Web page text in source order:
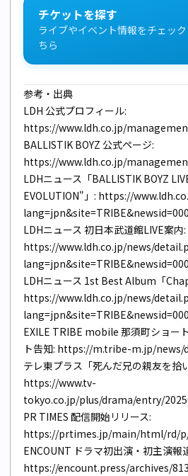
チケットを探す
ライブやイベント情報をチェッ
ちら
参考・出典
LDH 公式プロフィール:
https://www.ldh.co.jp/
BALLISTIK BOYZ 公式ページ:
https://www.ldh.co.jp/
LDHニュース「BALLISTIK BOYZ
EVOLUTION"」: https://
LDHニュース 初日本武道館LIVE案内:
https://www.ldh.co.jp/news/
LDHニュース 1st Best Album「
https://www.ldh.co.jp/news/
EXILE TRIBE mobile 那須町ショー
ト告知: https://m.tribe-m.jp/news/
テレ東プラス「死んだ兄の親友を拾
https://www.tv-
tokyo.co.jp/plus/drama/entry/
PR TIMES 配信開始リリース:
https://prtimes.jp/main/html/rd/p/
ENCOUNT ドラマ初出演・初主演報
https://encount.press/archives/